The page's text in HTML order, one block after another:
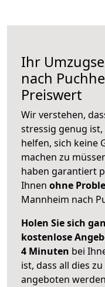
Ihr
nach
Preiswert
Wir verstehen,
stressig genug
helfen, sich keine
machen zu
haben garantiert
Ihnen ohne
Mannheim nach
Holen Sie sich
kostenlose
4 Minuten bei
ist, dass all dies
angeboten